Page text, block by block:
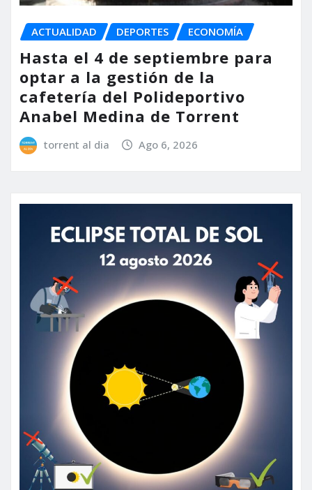
ACTUALIDAD DEPORTES ECONOMÍA
Hasta el 4 de septiembre para
optar a la gestión de la
cafetería del Polideportivo
Anabel Medina de Torrent
torrent al dia Ago 6, 2026